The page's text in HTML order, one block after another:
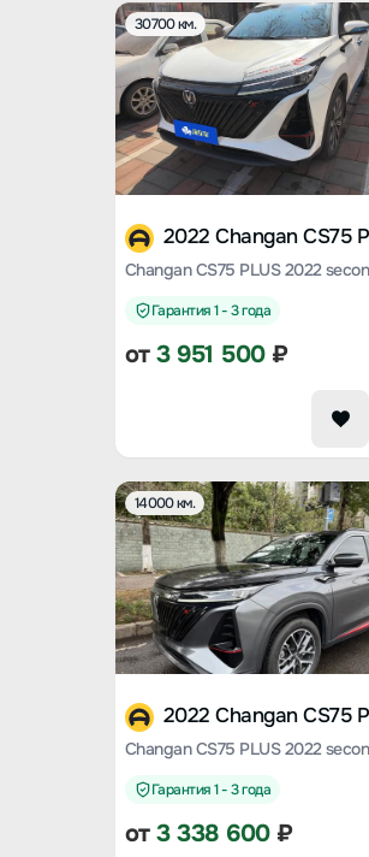
30700 км.
2022 Changan CS75
Гарантия 1 - 3 года
от3 951 500₽
14000 км.
2022 Changan CS75
Гарантия 1 - 3 года
от3 338 600₽